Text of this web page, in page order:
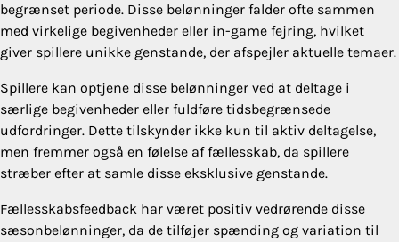
begrænset periode. Disse belønninger falder ofte sammen
med virkelige begivenheder eller in-game fejring, hvilket
giver spillere unikke genstande, der afspejler aktuelle temaer.
Spillere kan optjene disse belønninger ved at deltage i
særlige begivenheder eller fuldføre tidsbegrænsede
udfordringer. Dette tilskynder ikke kun til aktiv deltagelse,
men fremmer også en følelse af fællesskab, da spillere
stræber efter at samle disse eksklusive genstande.
Fællesskabsfeedback har været positiv vedrørende disse
sæsonbelønninger, da de tilføjer spænding og variation til